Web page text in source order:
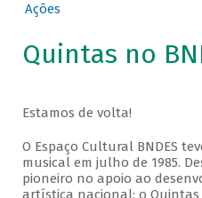
Ações
Quintas no
Estamos de volta!
O Espaço Cultural BNDES
musical em julho de 1985.
pioneiro no apoio ao